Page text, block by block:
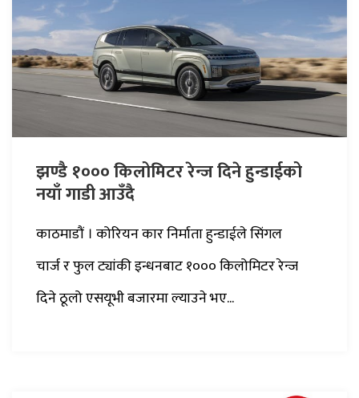
झण्डै १००० किलोमिटर रेन्ज दिने हुन्डाईको
नयाँ गाडी आउँदै
काठमाडौं । कोरियन कार निर्माता हुन्डाईले सिंगल
चार्ज र फुल ट्यांकी इन्धनबाट १००० किलोमिटर रेन्ज
दिने ठूलो एसयूभी बजारमा ल्याउने भए...